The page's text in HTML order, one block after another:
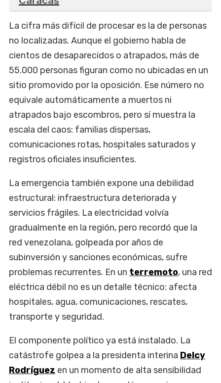
La cifra más difícil de procesar es la de personas
no localizadas. Aunque el gobierno habla de
cientos de desaparecidos o atrapados, más de
55.000 personas figuran como no ubicadas en un
sitio promovido por la oposición. Ese número no
equivale automáticamente a muertos ni
atrapados bajo escombros, pero sí muestra la
escala del caos: familias dispersas,
comunicaciones rotas, hospitales saturados y
registros oficiales insuficientes.
La emergencia también expone una debilidad
estructural: infraestructura deteriorada y
servicios frágiles. La electricidad volvía
gradualmente en la región, pero recordó que la
red venezolana, golpeada por años de
subinversión y sanciones económicas, sufre
problemas recurrentes. En un terremoto, una red
eléctrica débil no es un detalle técnico: afecta
hospitales, agua, comunicaciones, rescates,
transporte y seguridad.
El componente político ya está instalado. La
catástrofe golpea a la presidenta interina Delcy
Rodríguez en un momento de alta sensibilidad